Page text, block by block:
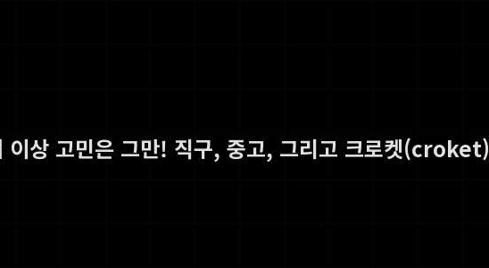
이상 고민은 그만! 직구, 중고, 그리고 크로켓